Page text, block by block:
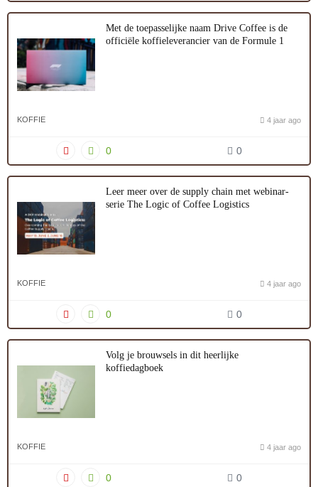
Met de toepasselijke naam Drive Coffee is de
officiële koffieleverancier van de Formule 1
KOFFIE 4 jaar ago
0 0
Leer meer over de supply chain met webinar-
serie The Logic of Coffee Logistics
KOFFIE 4 jaar ago
0 0
Volg je brouwsels in dit heerlijke
koffiedagboek
KOFFIE 4 jaar ago
0 0